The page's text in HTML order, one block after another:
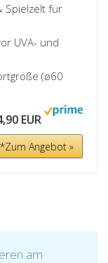
Spielzelt für
UVA- und
(ø60
EUR
*Zum Angebot »
am